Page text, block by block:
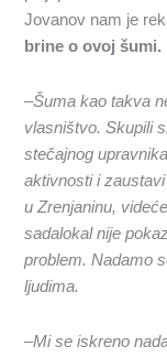
Jovanov nam je
brine o ovoj šumi.
–Šuma kao takva
vlasništvo. Skupili
stečajnog
aktivnosti i
u Zrenjaninu,
sadalokalnije
problem. Nadamo
ljudima.
–Mi se iskreno